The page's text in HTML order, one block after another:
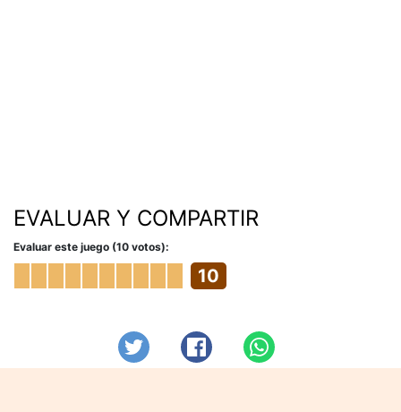
EVALUAR Y COMPARTIR
Evaluar este juego (10 votos):
10